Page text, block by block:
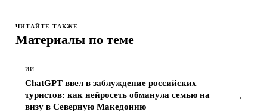
ЧИТАЙТЕ ТАКЖЕ
Материалы по теме
ИИ
ChatGPT ввел в заблуждение российских
туристов: как нейросеть обманула семью на
визу в Северную Македонию
→